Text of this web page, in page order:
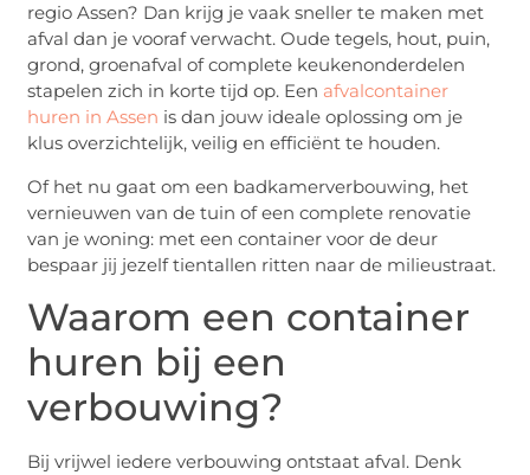
regio Assen? Dan krijg je vaak sneller te maken met
afval dan je vooraf verwacht. Oude tegels, hout, puin,
grond, groenafval of complete keukenonderdelen
stapelen zich in korte tijd op. Een afvalcontainer
huren in Assen is dan jouw ideale oplossing om je
klus overzichtelijk, veilig en efficiënt te houden.
Of het nu gaat om een badkamerverbouwing, het
vernieuwen van de tuin of een complete renovatie
van je woning: met een container voor de deur
bespaar jij jezelf tientallen ritten naar de milieustraat.
Waarom een container
huren bij een
verbouwing?
Bij vrijwel iedere verbouwing ontstaat afval. Denk